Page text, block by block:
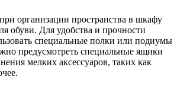
организации пространства в шкафу
обуви. Для удобства и прочности
специальные полки или подиумы
предусмотреть специальные ящики
мелких аксессуаров, таких как